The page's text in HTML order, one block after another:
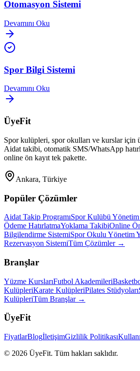
Otomasyon Sistemi
Devamını Oku
Spor Bilgi Sistemi
Devamını Oku
ÜyeFit
Spor kulüpleri, spor okulları ve kurslar için
Aidat takibi, otomatik SMS/WhatsApp
online ön kayıt tek pakette.
Ankara, Türkiye
Popüler Çözümler
Aidat Takip ProgramıSpor Kulübü Yönetim
Ödeme HatırlatmaYoklama TakibiOnline
Bilgilendirme SistemiSpor Okulu Yönetim
Rezervasyon SistemiTüm Çözümler →
Branşlar
Yüzme KurslarıFutbol Akademileri
KulüpleriKarate KulüpleriPilates Stüdyoları
KulüpleriTüm Branşlar →
ÜyeFit
FiyatlarBlogİletişimGizlilik Politikası
© 2026 ÜyeFit. Tüm hakları saklıdır.